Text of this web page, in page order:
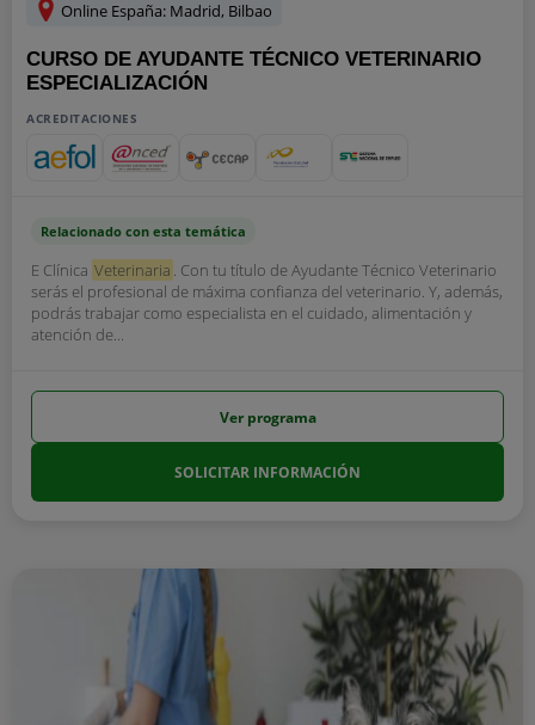
Online España: Madrid, Bilbao
CURSO DE AYUDANTE TÉCNICO VETERINARIO
ESPECIALIZACIÓN
ACREDITACIONES
Relacionado con esta temática
E Clínica Veterinaria . Con tu título de Ayudante Técnico Veterinario
serás el profesional de máxima confianza del veterinario. Y, además,
podrás trabajar como especialista en el cuidado, alimentación y
atención de...
Ver programa
SOLICITAR INFORMACIÓN